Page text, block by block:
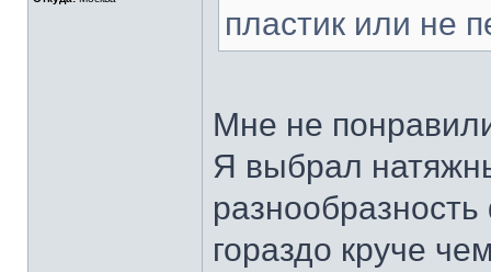
пластик или не
Мне не
Я выбрал
гораздо круче